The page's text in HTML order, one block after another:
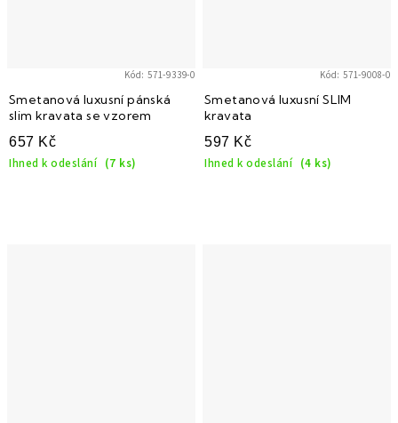
Smetanová luxusní pánská
slim kravata se vzorem
657 Kč
Ihned k odeslání (7 ks)
Kód: 571-9339-0
Smetanová luxusní SLIM
kravata
597 Kč
Ihned k odeslání (4 ks)
Kód: 571-9008-0